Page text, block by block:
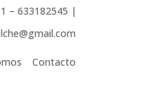
– 633182545 |
Contacto